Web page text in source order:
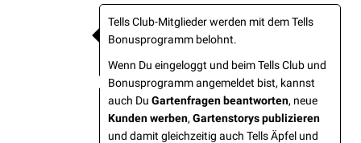
Tells Club-Mitglieder werden mit dem Tells
Bonusprogramm belohnt.
Wenn Du eingeloggt und beim Tells Club und
Bonusprogramm angemeldet bist, kannst
auch Du Gartenfragen beantworten, neue
Kunden werben, Gartenstorys publizieren
und damit gleichzeitig auch Tells Äpfel und